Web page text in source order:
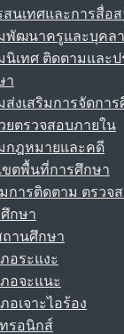
สนเทศและการสื่อส
พัฒนาครูและบุคล
นิเทศ ติดตามและป
า
ส่งเสริมการจัดการ
ยตรวจสอบภายใน
กฎหมายและคดี
ขตพื้นที่การศึกษา
การติดตาม ตรวจส
กษา
ถานศึกษา
ภอระแงะ
ภอจะแนะ
อเจาะไอร้อง
รอนิกส์